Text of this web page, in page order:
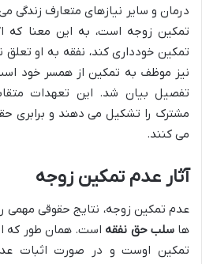
درمان و سایر نیازهای متعارف زندگی
تمکین زوجه است، به این معنا که
تمکین خودداری کند، نفقه به او تعلق
نیز موظف به تمکین از همسر خود
تفصیل بیان شد. این تعهدات
مشترک را تشکیل می دهند و برابری
می کنند.
آثار عدم تمکین زوجه
عدم تمکین زوجه، نتایج حقوقی مهمی
هاسلب حق نفقه است. همان طور که
تمکین اوست و در صورت اثبات